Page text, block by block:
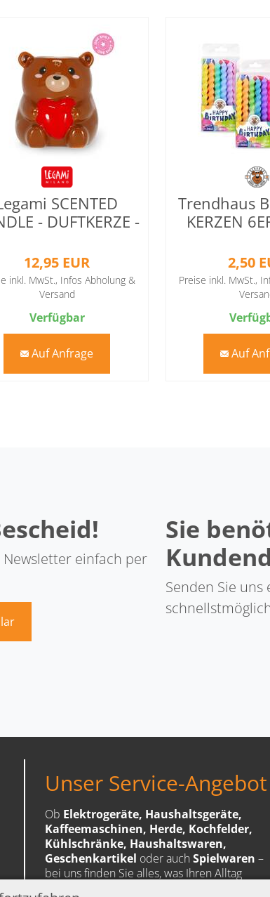
SCENTED
- DUFTKERZE -
12,95 EUR
inkl. MwSt., Infos Abholung &
Versand
Verfügbar
mail Auf Anfrage
Trendhaus
KERZEN
2,50
Preise inkl. MwSt.,
mail Auf
einfach per
Sie
Senden Sie
Unser Service-Angebot
Ob Elektrogeräte, Haushaltsgeräte,
Kaffeemaschinen, Herde, Kochfelder,
Kühlschränke, Haushaltswaren,
Geschenkartikel oder auch Spielwaren –
bei uns finden Sie alles, was Ihren Alltag